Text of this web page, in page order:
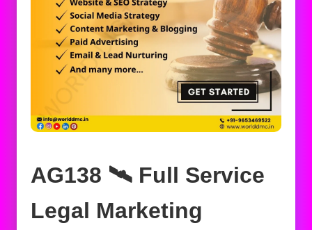
AG138 🛰️‍ Full Service
Legal Marketing